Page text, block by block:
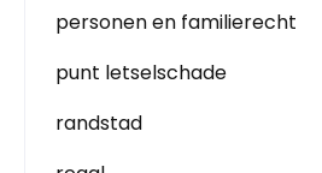
personen en familierecht
punt letselschade
randstad